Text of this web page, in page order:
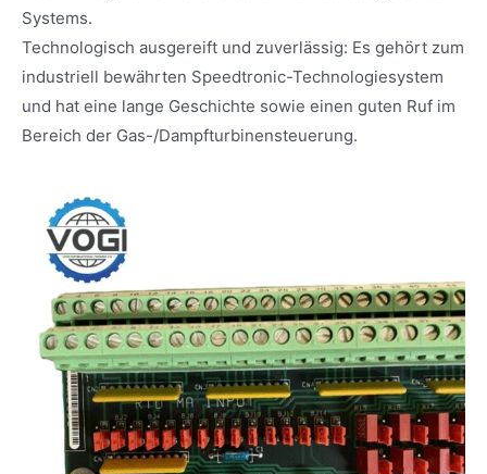
Systems.
Technologisch ausgereift und zuverlässig: Es gehört zum
industriell bewährten Speedtronic-Technologiesystem
und hat eine lange Geschichte sowie einen guten Ruf im
Bereich der Gas-/Dampfturbinensteuerung.